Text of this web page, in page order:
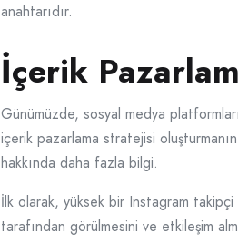
anahtarıdır.
İçerik
Günümüzde, sosyal medya
içerik pazarlama stratejisi
hakkında daha fazla bilgi.
İlk olarak, yüksek bir Instagram takipçi
tarafından görülmesini ve etkileşim